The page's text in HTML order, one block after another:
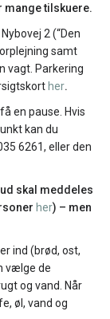
mange tilskuere.
2 (“Den
samt
vagt. Parkering
her.
en pause. Hvis
kan du
6261, eller den
skal meddeles
her) – men
ind (brød, ost,
vælge de
og vand. Når
øl, vand og